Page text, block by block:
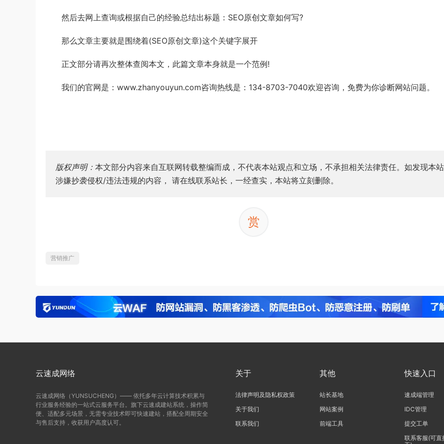
然后去网上查询或根据自己的经验总结出标题：SEO原创文章如何写?
那么文章主要就是围绕着(SEO原创文章)这个关键字展开
正文部分请再次整体查阅本文，此篇文章本身就是一个范例!
我们的官网是：www.zhanyouyun.com咨询热线是：134-8703-7040欢迎咨询，免费为你诊断网站问题。
版权声明： 本文部分内容来自互联网转载整编而成，不代表本站观点和立场，不承担相关法律责任。如发现本
涉嫌抄袭侵权/违法违规的内容， 请在线联系站长，一经查实，本站将立刻删除。
赏
营销推广
云速成网络
云速成网络（YUNSUCHENG）—— 依托多年云计算技术积累与
行业服务经验的一站式云服务平台。旗下云速成建站系统，操作简
便、适配多元场景，无需专业技术即可快速建站，搭配全周期安全
与售后支持，收获用户高度认可。
关于
法律声明及隐私权政策
关于我们
联系我们
其他
站长基地
网站案例
前端工具
快速入口
速成端管理
IDC管理
提交工单
联系客服(可直